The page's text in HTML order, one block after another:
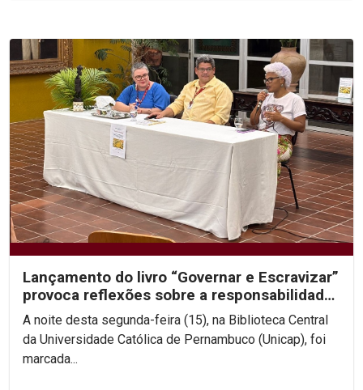
Lançamento do livro “Governar e Escravizar”
provoca reflexões sobre a responsabilidade
histórica...
A noite desta segunda-feira (15), na Biblioteca Central
da Universidade Católica de Pernambuco (Unicap), foi
marcada...